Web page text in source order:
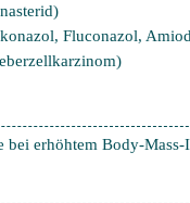
Fluconazol,
bei erhöhtem Body-